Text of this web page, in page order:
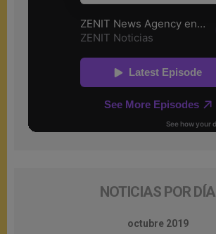
NOTICIAS POR DÍA
octubre 2019